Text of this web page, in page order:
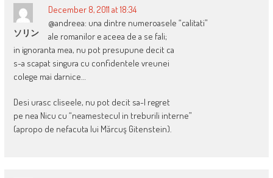
ソリン
December 8, 2011 at 18:34
@andreea: una dintre numeroasele “calitati”
ale romanilor e aceea de a se fali;
in ignoranta mea, nu pot presupune decit ca
s-a scapat singura cu confidentele vreunei
colege mai darnice…
Desi urasc cliseele, nu pot decit sa-l regret
pe nea Nicu cu “neamestecul in treburili interne”
(apropo de nefacuta lui Mărcuş Gitenstein).